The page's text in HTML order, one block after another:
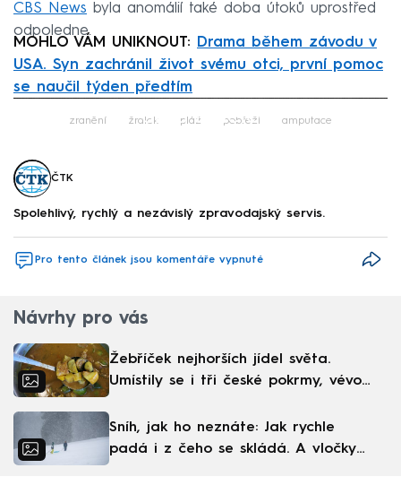
CBS News byla anomálií také doba útoků uprostřed
odpoledne.
MOHLO VÁM UNIKNOUT: Drama během závodu v
USA. Syn zachránil život svému otci, první pomoc
se naučil týden předtím
Failed to fetch
zranění žralok pláž pobřeží amputace
ČTK
Spolehlivý, rychlý a nezávislý zpravodajský servis.
Pro tento článek jsou komentáře vypnuté
Návrhy pro vás
Žebříček nejhorších jídel světa.
Umístily se i tři české pokrmy, vévodí
Sníh, jak ho neznáte: Jak rychle
padá i z čeho se skládá. A vločky